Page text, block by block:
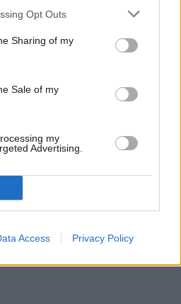
Opt Outs
Sharing of my
Sale of my
my
Advertising.
Access Privacy Policy